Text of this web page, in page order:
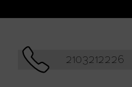
2103212226